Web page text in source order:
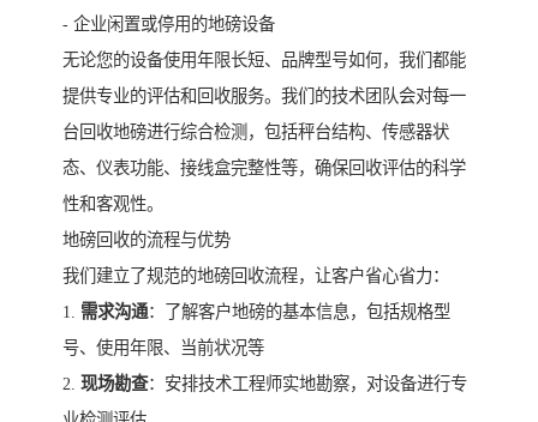
- 企业闲置或停用的地磅设备
无论您的设备使用年限长短、品牌型号如何，我们都能
提供专业的评估和回收服务。我们的技术团队会对每一
台回收地磅进行综合检测，包括秤台结构、传感器状
态、仪表功能、接线盒完整性等，确保回收评估的科学
性和客观性。
地磅回收的流程与优势
我们建立了规范的地磅回收流程，让客户省心省力：
1. 需求沟通：了解客户地磅的基本信息，包括规格型
号、使用年限、当前状况等
2. 现场勘查：安排技术工程师实地勘察，对设备进行专